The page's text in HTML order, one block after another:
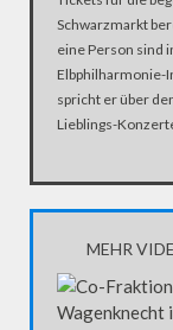
Schwarzmarkt
eine Person sind
Elbphilharmonie-
spricht er über
Lieblings-
MEHR